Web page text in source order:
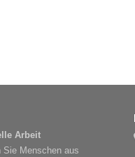
Arbeit
Sie Menschen aus